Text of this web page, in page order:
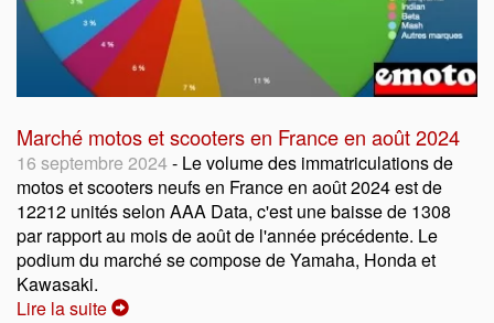
Marché motos et scooters en France en août 2024
16 septembre 2024- Le volume des immatriculations de
motos et scooters neufs en France en août 2024 est de
12212 unités selon AAA Data, c'est une baisse de 1308
par rapport au mois de août de l'année précédente. Le
podium du marché se compose de Yamaha, Honda et
Kawasaki.
Lire la suite